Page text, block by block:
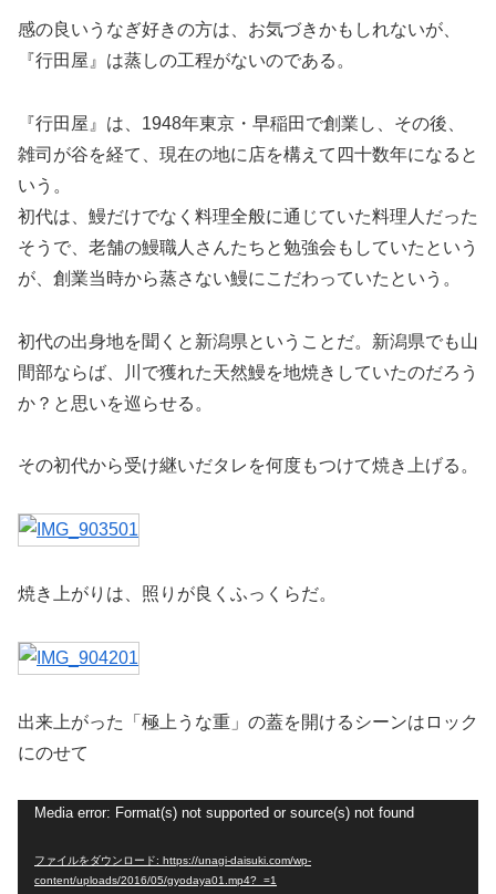
感の良いうなぎ好きの方は、お気づきかもしれないが、
『行田屋』は蒸しの工程がないのである。
『行田屋』は、1948年東京・早稲田で創業し、その後、
雑司が谷を経て、現在の地に店を構えて四十数年になると
いう。
初代は、鰻だけでなく料理全般に通じていた料理人だった
そうで、老舗の鰻職人さんたちと勉強会もしていたという
が、創業当時から蒸さない鰻にこだわっていたという。
初代の出身地を聞くと新潟県ということだ。新潟県でも山
間部ならば、川で獲れた天然鰻を地焼きしていたのだろう
か？と思いを巡らせる。
その初代から受け継いだタレを何度もつけて焼き上げる。
焼き上がりは、照りが良くふっくらだ。
出来上がった「極上うな重」の蓋を開けるシーンはロック
にのせて
Media error: Format(s) not supported or source(s) not found
ファイルをダウンロード: https://unagi-daisuki.com/wp-
content/uploads/2016/05/gyodaya01.mp4?_=1